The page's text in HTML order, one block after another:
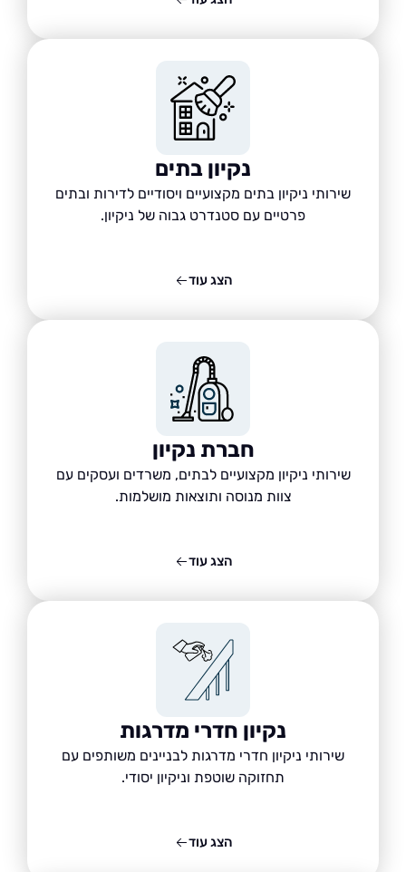
נקיון בתים
שירותי ניקיון בתים מקצועיים ויסודיים לדירות ובתים
פרטיים עם סטנדרט גבוה של ניקיון.
חברת נקיון
שירותי ניקיון מקצועיים לבתים, משרדים ועסקים עם
צוות מנוסה ותוצאות מושלמות.
נקיון חדרי מדרגות
שירותי ניקיון חדרי מדרגות לבניינים משותפים עם
תחזוקה שוטפת וניקיון יסודי.